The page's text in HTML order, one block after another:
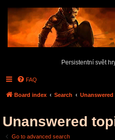
Persistentní svět
FAQ
Board index Search
Unanswered
Go to advanced search